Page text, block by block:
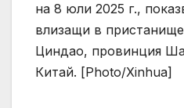
на 8 юли 2025 г.,
влизащи в
Циндао, провинция
Китай. [Photo/Xinhua]